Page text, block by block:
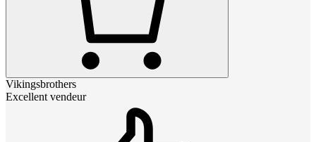
Vikingsbrothers
Excellent vendeur